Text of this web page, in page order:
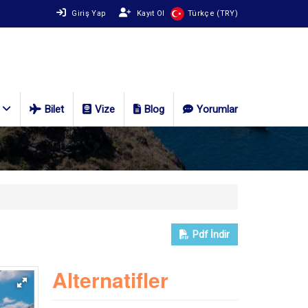
Giriş Yap Kayıt Ol Türkçe (TRY)
Bilet Vize Blog Yorumlar
Pdf İndir
Alternatifler